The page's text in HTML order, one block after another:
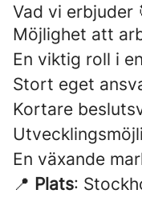
Vad vi erbjuder
Möjlighet att
En viktig roll i
Stort eget
Kortare
En växande
📍 Plats: